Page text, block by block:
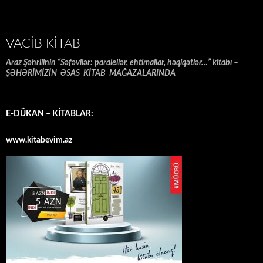
VACIB KITAB
Araz Şəhrilinin “Səfəvilər: paralellər, ehtimallar, həqiqətlər…” kitabı –
ŞƏHƏRİMİZİN ƏSAS KİTAB MAĞAZALARINDA
E-DÜKAN – KİTABLAR:
www.kitabevim.az